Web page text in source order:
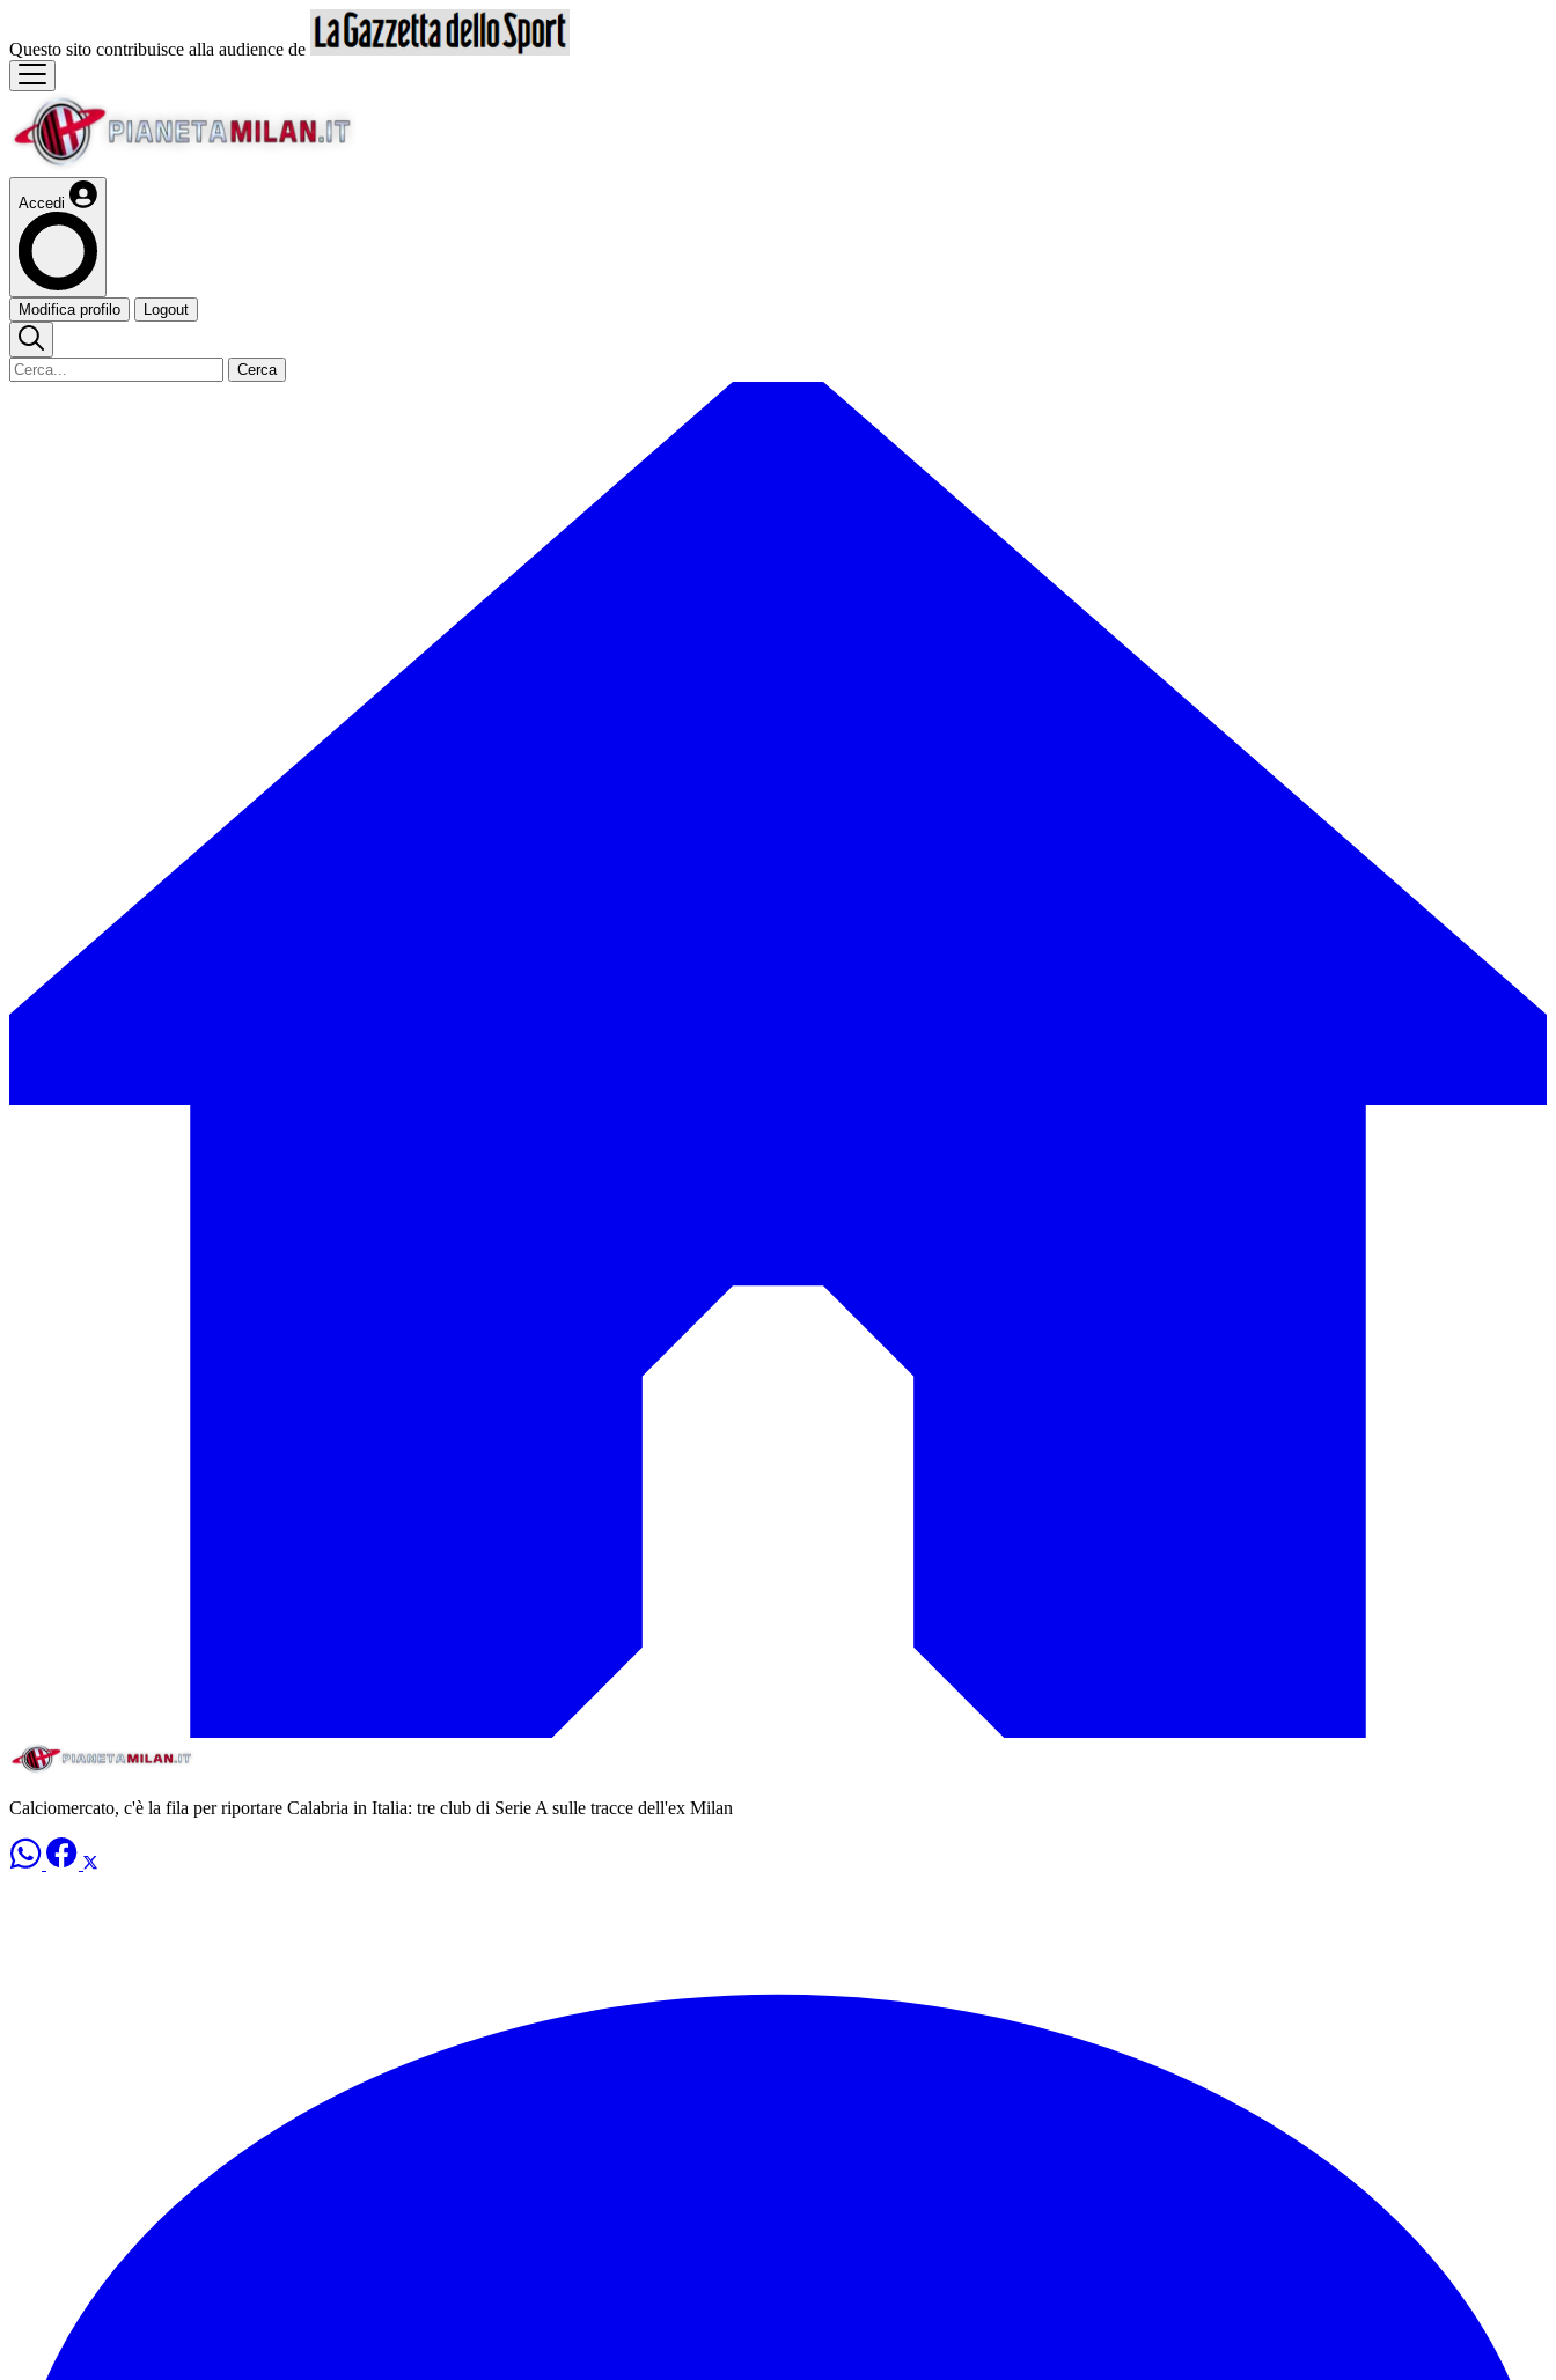
Questo sito contribuisce alla audience de
Accedi
Modifica profilo Logout
Cerca
Calciomercato, c'è la fila per riportare Calabria in Italia: tre club di Serie A sulle tracce dell'ex Milan